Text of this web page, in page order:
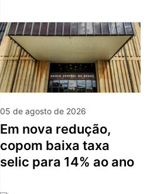
05 de agosto de 2026
em nova redução,
copom baixa taxa
selic para 14% ao ano